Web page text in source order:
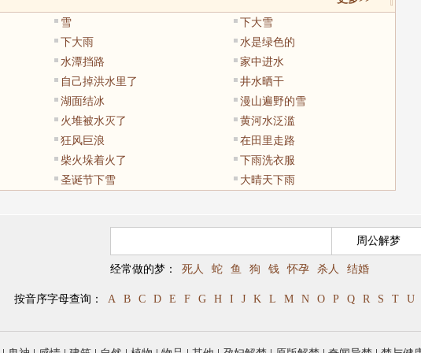
雪
下大雪
下大雨
水是绿色的
水潭挡路
家中进水
自己掉洪水里了
井水晒干
湖面结冰
漫山遍野的雪
火堆被水灭了
黄河水泛滥
狂风巨浪
在田里走路
柴火垛着火了
下雨洗衣服
圣诞节下雪 大晴天下雨
经常做的梦： 死人 蛇 鱼 狗 钱 怀孕 杀人 结婚
按音序字母查询： A B C D E F G H I J K L M N O P Q R S T U